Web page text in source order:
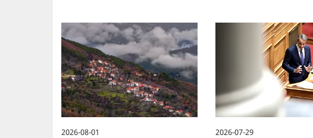
2026-08-01 2026-07-29